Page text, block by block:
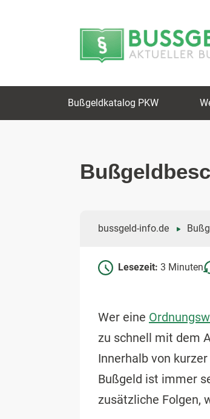
Bußgeldkatalog PKW
bussgeld-info.de
Lesezeit: 3 Minuten
Wer eine
zu schnell mit dem
Innerhalb von
Bußgeld ist immer
zusätzliche Folgen,